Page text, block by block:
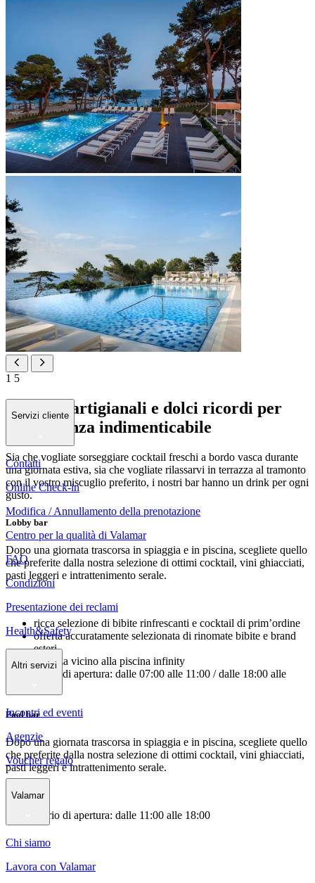
1 5
Cocktail artigianali e dolci ricordi per
una vacanza indimenticabile
Sia che vogliate sorseggiare cocktail freschi a bordo vasca durante
una giornata estiva, sia che vogliate rilassarvi in terrazza al tramonto
con il vostro miscuglio preferito, i nostri bar hanno un drink per ogni
gusto.
Lobby bar
Dopo una giornata trascorsa in spiaggia e in piscina, scegliete quello
che preferite dalla nostra selezione di ottimi cocktail, vini ghiacciati,
pasti leggeri e intrattenimento serale.
ricca selezione di bibite rinfrescanti e cocktail di prim’ordine
offerta accuratamente selezionata di rinomate bibite e brand
esteri
terrazza vicino alla piscina infinity
orario di apertura: dalle 07:00 alle 11:00 / dalle 18:00 alle
Pool bar
Dopo una giornata trascorsa in spiaggia e in piscina, scegliete quello
che preferite dalla nostra selezione di ottimi cocktail, vini ghiacciati,
pasti leggeri e intrattenimento serale.
orario di apertura: dalle 11:00 alle 18:00
Servizi cliente
Contatti
Online Check-in
Modifica / Annullamento della prenotazione
Centro per la qualità di Valamar
FAQ
Condizioni
Presentazione dei reclami
Health&Safety
Altri servizi
Incontri ed eventi
Agenzie
Voucher regalo
Valamar
Chi siamo
Lavora con Valamar